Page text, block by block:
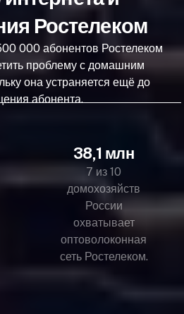
Ростелеком
000 абонентов Ростелеком
проблему с домашним
она устраняется ещё до
абонента.
38,1 млн
7 из 10
домохозяйств
России
охватывает
оптоволоконная
сеть Ростелеком.